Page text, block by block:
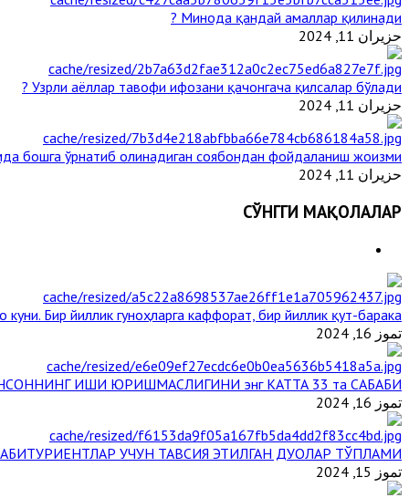
Минода қандай амаллар қилинади ?
حزيران 11, 2024
Узрли аёллар тавофи ифозани қачонгача қилсалар бўлади ?
حزيران 11, 2024
бошга ўрнатиб олинадиган соябондан фойдаланиш жоизми ?
حزيران 11, 2024
СЎНГГИ МАҚОЛАЛАР
Бир йиллик гуноҳларга каффорат, бир йиллик қут-барака
تموز 16, 2024
ИШИ ЮРИШМАСЛИГИНИ энг КАТТА 33 та САБАБИ
تموز 16, 2024
АБИТУРИЕНТЛАР УЧУН ТАВСИЯ ЭТИЛГАН ДУОЛАР ТЎПЛАМИ
تموز 15, 2024